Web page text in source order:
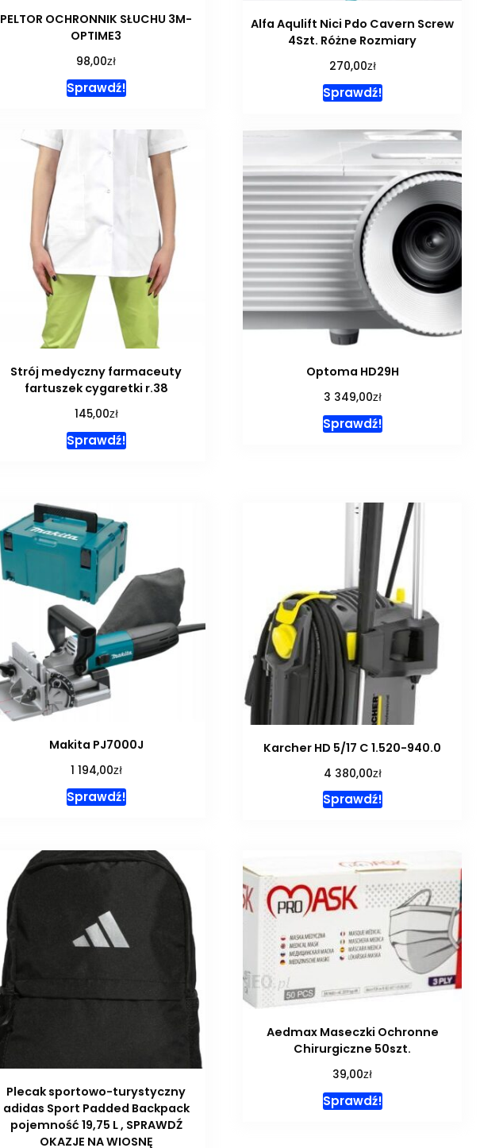
PELTOR OCHRONNIK SŁUCHU 3M-
OPTIME3
98,00zł
Sprawdź!
Alfa Aqulift Nici Pdo Cavern Screw
4Szt. Różne Rozmiary
270,00zł
Sprawdź!
Strój medyczny farmaceuty
fartuszek cygaretki r.38
145,00zł
Sprawdź!
Optoma HD29H
3 349,00zł
Sprawdź!
Makita PJ7000J
1 194,00zł
Sprawdź!
Karcher HD 5/17 C 1.520-940.0
4 380,00zł
Sprawdź!
Plecak sportowo-turystyczny
adidas Sport Padded Backpack
pojemność 19,75 L , SPRAWDŹ
OKAZJE NA WIOSNĘ
Aedmax Maseczki Ochronne
Chirurgiczne 50szt.
39,00zł
Sprawdź!